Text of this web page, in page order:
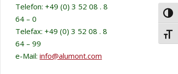
Telefon: +49 (0) 3 52 08 . 8
64 – 0
Telefax: +49 (0) 3 52 08 . 8
64 – 99
e-Mail:info@alumont.com